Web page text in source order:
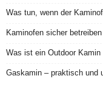
Was tun, wenn der
Kaminofen sicher
Was ist ein Outdoor
Gaskamin – praktisch und